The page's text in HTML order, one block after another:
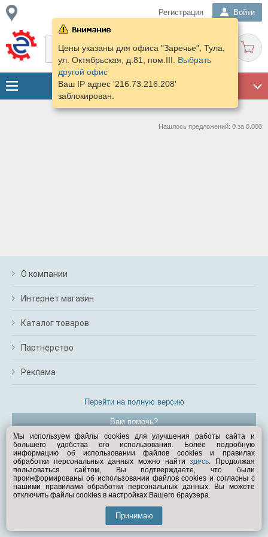
Регистрация Войти
Цены указаны для офиса "Заречье", Тула,
ул. Октябрьская, д.81, пом.III. Выбрать
другой офис
Ваш IP адрес '216.73.216.208'
заблокирован.
Нашлось предложений: 0 за 0.000
О компании
Интернет магазин
Каталог товаров
Партнерство
Реклама
Перейти на полную версию
Вам помочь?
© Exist.ru 1998—2026
Мы используем файлы cookies для улучшения работы сайта и
большего удобства его использования. Более подробную
информацию об использовании файлов cookies и правилах
обработки персональных данных можно найтиздесь. Продолжая
пользоваться сайтом, Вы подтверждаете, что были
проинформированы об использовании файлов cookies и согласны с
нашими правилами обработки персональных данных. Вы можете
отключить файлы cookies в настройках Вашего браузера.
Принимаю